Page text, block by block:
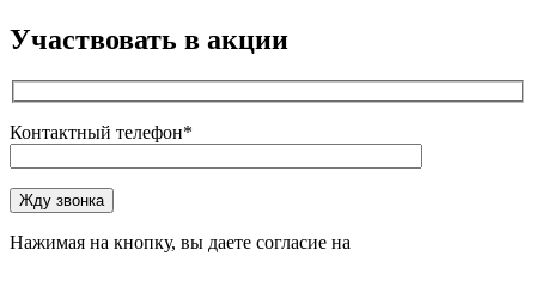
Участвовать в акции
Контактный телефон*
Оставьте это поле пустым.
Жду звонка
Нажимая на кнопку, вы даете согласие на